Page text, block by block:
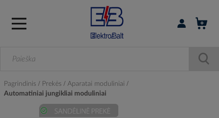
Prisijungti /
Pagrindinis Prekės
Aparatai moduliniai
Automatiniai jungikliai moduliniai